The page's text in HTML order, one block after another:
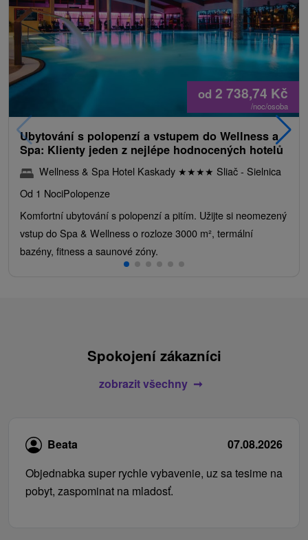
od 2 738,74 Kč
/noc/osoba
Ubytování s polopenzí a vstupem do Wellness a
Spa: Klienty jeden z nejlépe hodnocených hotelů
Wellness & Spa Hotel Kaskady ★★★★ Sliač - Sielnica
Od 1 NociPolopenze
Komfortní ubytování s polopenzí a pitím. Užijte si neomezený
vstup do Spa & Wellness o rozloze 3000 m², termální
bazény, fitness a saunové zóny.
Spokojení zákazníci
zobrazit všechny
Beata
07.08.2026
Objednabka super rychle vybavenie, uz sa tesime na
pobyt, zaspominat na mladosť.